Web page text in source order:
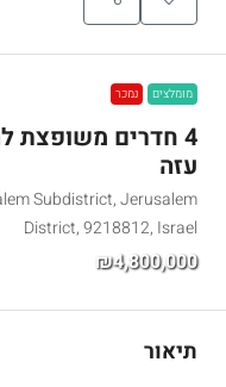
מומלצים נמכר
4 חדרים משופצת
עזה
Subdistrict, Jerusalem
District, 9218812, Israel
₪4,800,000
תיאור